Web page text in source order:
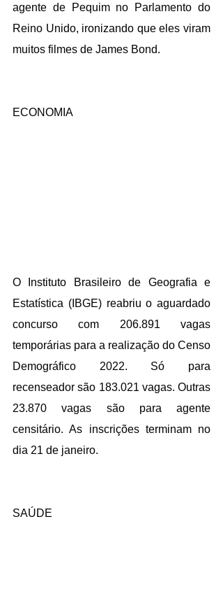
agente de Pequim no Parlamento do
Reino Unido, ironizando que eles viram
muitos filmes de James Bond.
ECONOMIA
O Instituto Brasileiro de Geografia e
Estatística (IBGE) reabriu o aguardado
concurso com 206.891 vagas
temporárias para a realização do Censo
Demográfico 2022. Só para
recenseador são 183.021 vagas. Outras
23.870 vagas são para agente
censitário. As inscrições terminam no
dia 21 de janeiro.
SAÚDE